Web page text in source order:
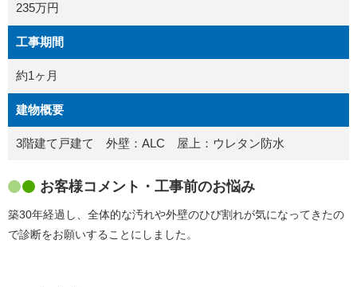
235万円
工事期間
約1ヶ月
建物概要
3階建て戸建て 外壁：ALC 屋上：ウレタン防水
お客様コメント・工事前のお悩み
築30年経過し、全体的な汚れや外壁のひび割れが気になってきたの
で診断をお願いすることにしました。